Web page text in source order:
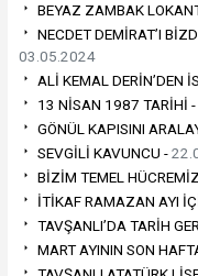
BEYAZ ZAMBAK
NECDET DEMİRAT’I
03.05.2024
ALİ KEMAL DERİN’DEN
13 NİSAN 1987 TARİHİ -
GÖNÜL KAPISINI
SEVGİLİ KAVUNCU -
BİZİM TEMEL
İTİKAF RAMAZAN AYI
TAVŞANLI’DA TARİH
MART AYININ SON